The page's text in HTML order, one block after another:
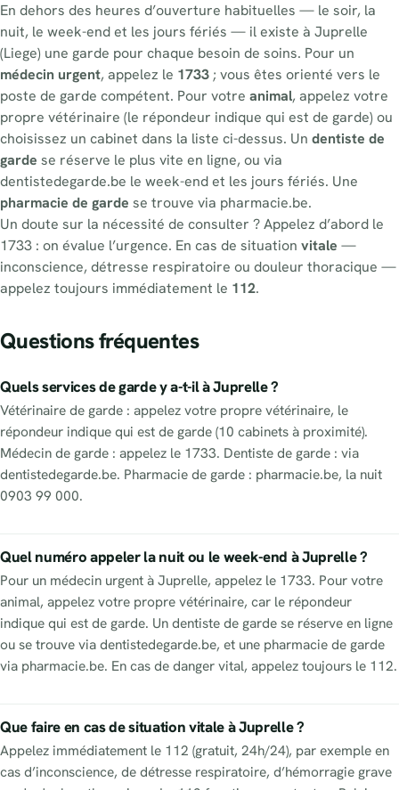
En dehors des heures d’ouverture habituelles — le soir, la
nuit, le week-end et les jours fériés — il existe à Juprelle
(Liege) une garde pour chaque besoin de soins. Pour un
médecin urgent, appelez le 1733; vous êtes orienté vers le
poste de garde compétent. Pour votre animal, appelez votre
propre vétérinaire (le répondeur indique qui est de garde) ou
choisissez un cabinet dans la liste ci-dessus. Un dentiste de
garde se réserve le plus vite en ligne, ou via
dentistedegarde.be le week-end et les jours fériés. Une
pharmacie de garde se trouve via pharmacie.be.
Un doute sur la nécessité de consulter ? Appelez d’abord le
1733 : on évalue l’urgence. En cas de situation vitale —
inconscience, détresse respiratoire ou douleur thoracique —
appelez toujours immédiatement le 112.
Questions fréquentes
Quels services de garde y a-t-il à Juprelle ?
Vétérinaire de garde : appelez votre propre vétérinaire, le
répondeur indique qui est de garde (10 cabinets à proximité).
Médecin de garde : appelez le 1733. Dentiste de garde : via
dentistedegarde.be. Pharmacie de garde : pharmacie.be, la nuit
0903 99 000.
Quel numéro appeler la nuit ou le week-end à Juprelle ?
Pour un médecin urgent à Juprelle, appelez le 1733. Pour votre
animal, appelez votre propre vétérinaire, car le répondeur
indique qui est de garde. Un dentiste de garde se réserve en ligne
ou se trouve via dentistedegarde.be, et une pharmacie de garde
via pharmacie.be. En cas de danger vital, appelez toujours le 112.
Que faire en cas de situation vitale à Juprelle ?
Appelez immédiatement le 112 (gratuit, 24h/24), par exemple en
cas d’inconscience, de détresse respiratoire, d’hémorragie grave